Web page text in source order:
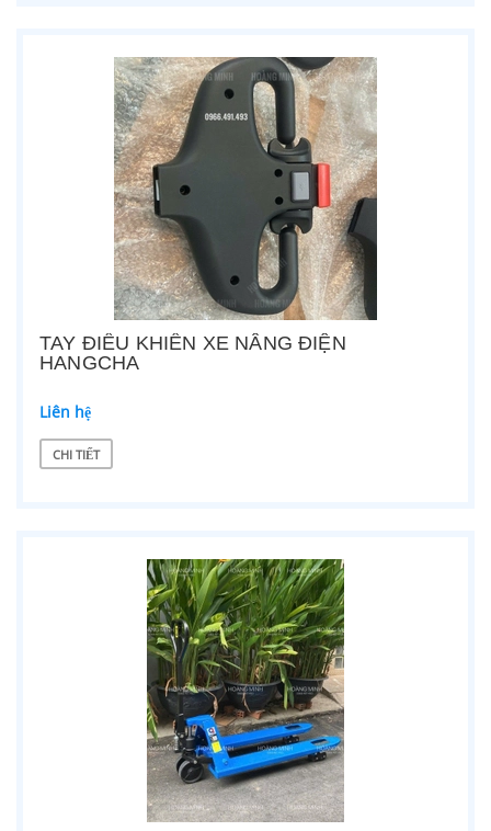
TAY ĐIỀU KHIỂN XE NÂNG ĐIỆN
HANGCHA
Liên hệ
CHI TIẾT